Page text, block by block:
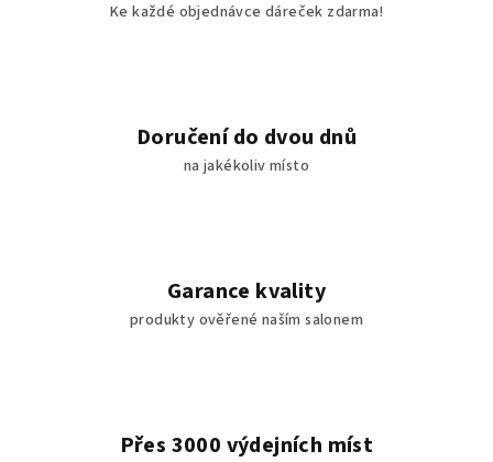
Ke každé objednávce dáreček zdarma!
Doručení do dvou dnů
na jakékoliv místo
Garance kvality
produkty ověřené naším salonem
Přes 3000 výdejních míst